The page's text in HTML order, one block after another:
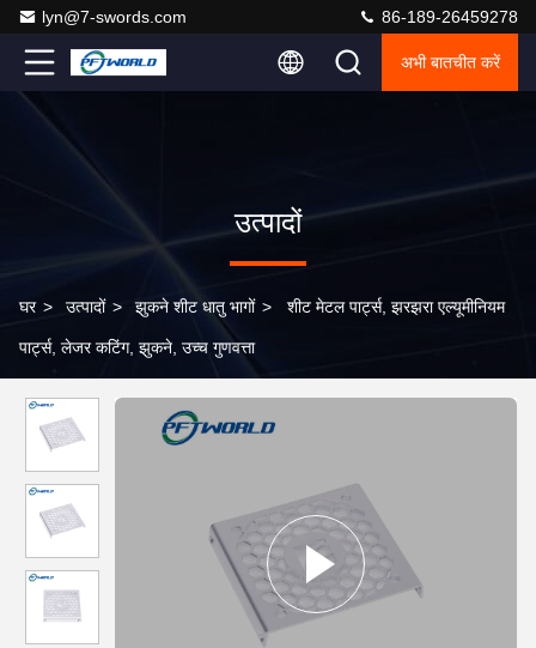
lyn@7-swords.com 86-189-26459278
अभी बातचीत करें
उत्पादों
घर > उत्पादों > झुकने शीट धातु भागों > शीट मेटल पार्ट्स, झरझरा एल्यूमीनियम
पार्ट्स, लेजर कटिंग, झुकने, उच्च गुणवत्ता